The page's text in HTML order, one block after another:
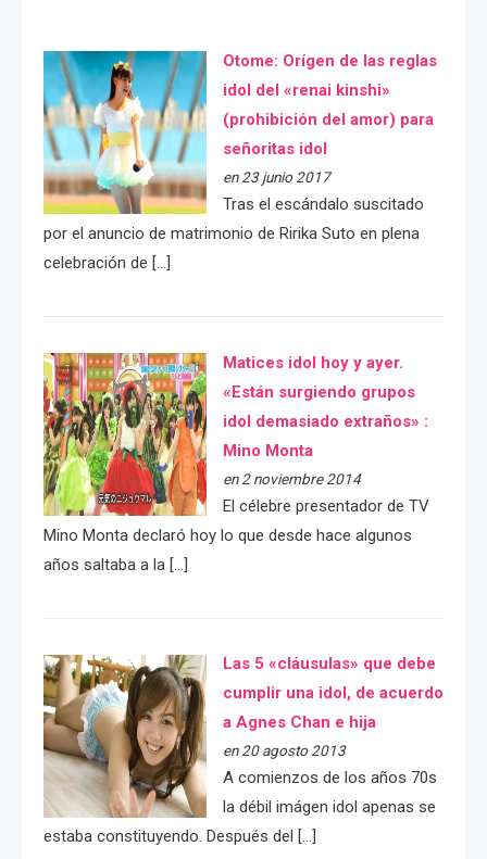
Otome: Orígen de las reglas
idol del «renai kinshi»
(prohibición del amor) para
señoritas idol
en 23 junio 2017
Tras el escándalo suscitado
por el anuncio de matrimonio de Ririka Suto en plena
celebración de […]
Matices idol hoy y ayer.
«Están surgiendo grupos
idol demasiado extraños» :
Mino Monta
en 2 noviembre 2014
El célebre presentador de TV
Mino Monta declaró hoy lo que desde hace algunos
años saltaba a la […]
Las 5 «cláusulas» que debe
cumplir una idol, de acuerdo
a Agnes Chan e hija
en 20 agosto 2013
A comienzos de los años 70s
la débil imágen idol apenas se
estaba constituyendo. Después del […]